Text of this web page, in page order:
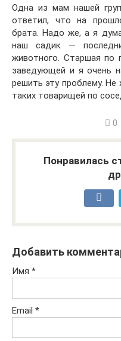
Одна из мам нашей
ответил, что на
брата. Надо же, а я
наш садик —
животного. Старшая по
заведующей и я очень
решить эту проблему.
таких товарищей по
0
Понравилась
Добавить
Имя *
Email *